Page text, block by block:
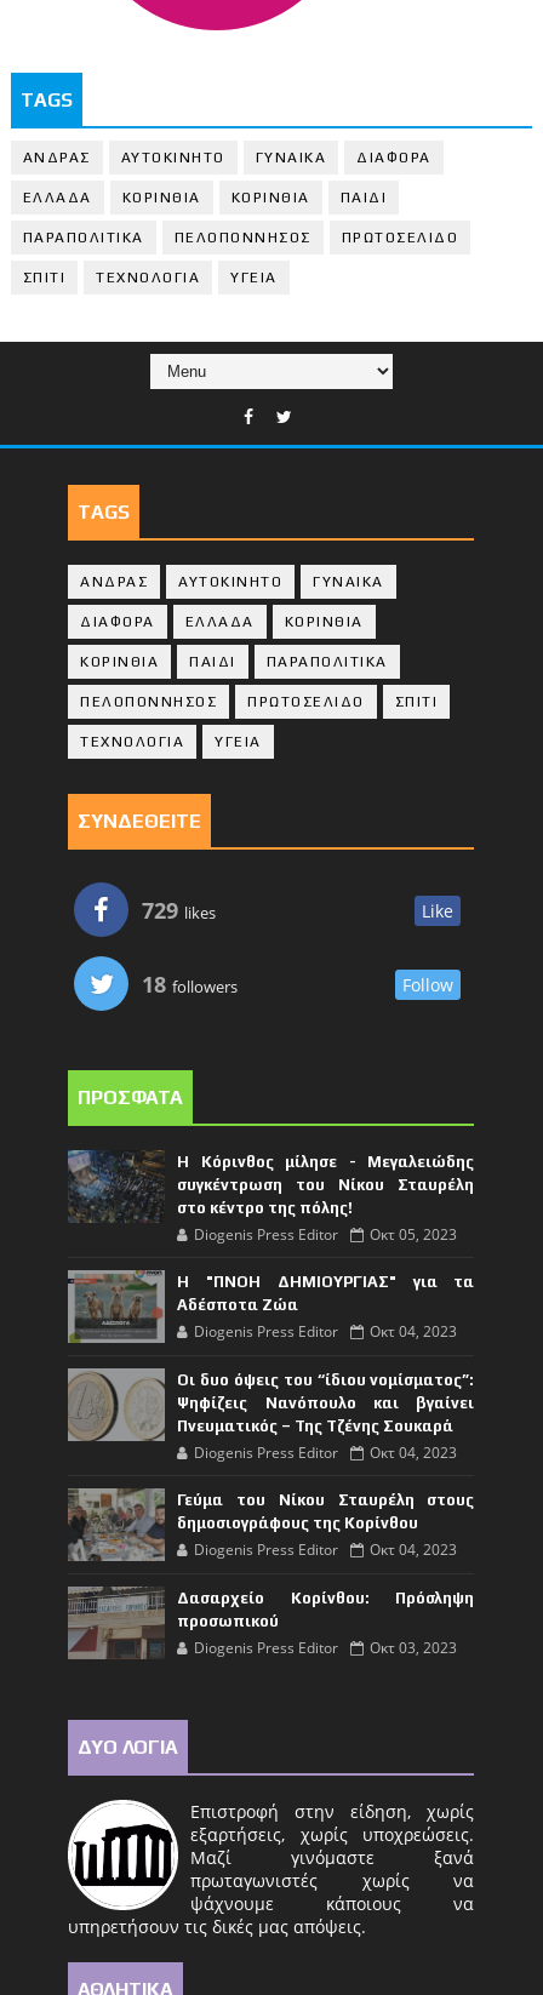
TAGS
ΑΝΔΡΑΣ ΑΥΤΟΚΙΝΗΤΟ ΓΥΝΑΙΚΑ ΔΙΑΦΟΡΑ
ΕΛΛΑΔΑ ΚΟΡΙΝΘΙΑ ΚΟΡΙΝΘΙA ΠΑΙΔΙ
ΠΑΡΑΠΟΛΙΤΙΚΑ ΠΕΛΟΠΟΝΝΗΣΟΣ ΠΡΩΤΟΣΕΛΙΔΟ
ΣΠΙΤΙ ΤΕΧΝΟΛΟΓΙΑ ΥΓΕΙΑ
TAGS
ΑΝΔΡΑΣ ΑΥΤΟΚΙΝΗΤΟ ΓΥΝΑΙΚΑ
ΔΙΑΦΟΡΑ ΕΛΛΑΔΑ ΚΟΡΙΝΘΙΑ
ΚΟΡΙΝΘΙA ΠΑΙΔΙ ΠΑΡΑΠΟΛΙΤΙΚΑ
ΠΕΛΟΠΟΝΝΗΣΟΣ ΠΡΩΤΟΣΕΛΙΔΟ ΣΠΙΤΙ
ΤΕΧΝΟΛΟΓΙΑ ΥΓΕΙΑ
ΣΥΝΔΕΘΕΙΤΕ
729 likes Like
18 followers Follow
ΠΡΟΣΦΑΤΑ
Η Κόρινθος μίλησε - Μεγαλειώδης
συγκέντρωση του Νίκου Σταυρέλη
στο κέντρο της πόλης!
Diogenis Press Editor Οκτ 05, 2023
Η "ΠΝΟΗ ΔΗΜΙΟΥΡΓΙΑΣ" για τα
Αδέσποτα Ζώα
Diogenis Press Editor Οκτ 04, 2023
Οι δυο όψεις του “ίδιου νομίσματος”:
Ψηφίζεις Νανόπουλο και βγαίνει
Πνευματικός – Της Τζένης Σουκαρά
Diogenis Press Editor Οκτ 04, 2023
Γεύμα του Νίκου Σταυρέλη στους
δημοσιογράφους της Κορίνθου
Diogenis Press Editor Οκτ 04, 2023
Δασαρχείο Κορίνθου: Πρόσληψη
προσωπικού
Diogenis Press Editor Οκτ 03, 2023
ΔΥΟ ΛΟΓΙΑ
Επιστροφή στην είδηση, χωρίς
εξαρτήσεις, χωρίς υποχρεώσεις.
Μαζί γινόμαστε ξανά
πρωταγωνιστές χωρίς να
ψάχνουμε κάποιους να
υπηρετήσουν τις δικές μας απόψεις.
ΑΘΛΗΤΙΚΑ